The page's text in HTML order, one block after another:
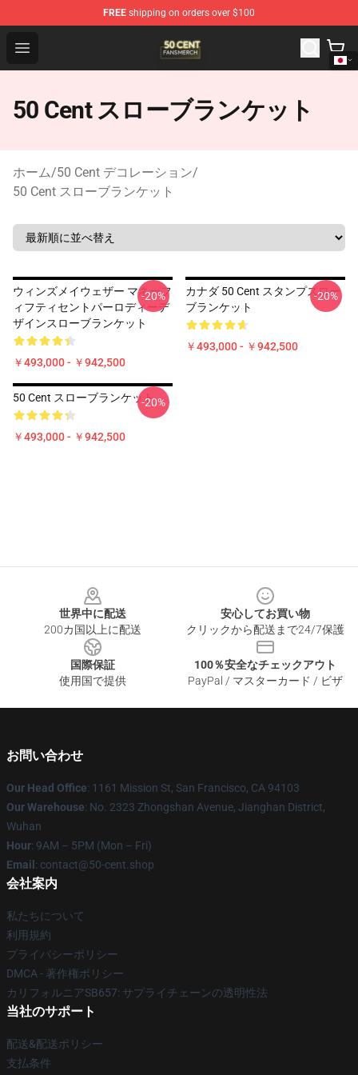
FREE shipping on orders over $100
Open menu
50 Cent Shop - Official 50 Cent Merchandise Store
50 Cent スローブランケット
ホーム/50 Cent デコレーション/
50 Cent スローブランケット
ウィンズメイウェザー マネーフ
ィフティセントパーロディーデ
ザインスローブランケット
￥493,000 - ￥942,500
-20%
カナダ 50 Cent スタンプスロー
ブランケット
￥493,000 - ￥942,500
-20%
50 Cent スローブランケット
￥493,000 - ￥942,500
-20%
世界中に配送
200カ国以上に配送
安心してお買い物
クリックから配送まで24/7保護
国際保証
使用国で提供
100％安全なチェックアウト
PayPal / マスターカード / ビザ
お問い合わせ
Our Head Office: 1161 Mission St, San Francisco, CA 94103
Our Warehouse: No. 2323 Zhongshan Avenue, Jianghan District,
Wuhan
Hour: 9AM – 5PM (Mon – Fri)
Email : contact@50-cent.shop
会社案内
私たちについて
利用規約
プライバシーポリシー
DMCA - 著作権ポリシー
カリフォルニアSB657: サプライチェーンの透明性法
当社のサポート
配送&配送ポリシー
支払条件